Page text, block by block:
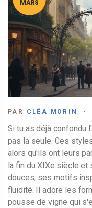
MARS
PAR CLÉA MORIN
Si tu as déjà confondu
pas la seule. Ces
alors qu'ils ont leurs
la fin du XIXe siècle et
douces, ses motifs
fluidité. Il adore les
pousse de vigne qui